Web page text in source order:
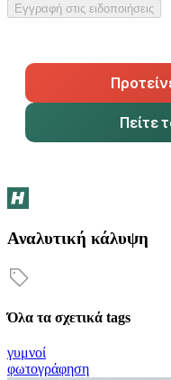
Εγγραφή στις ειδοποιήσεις
Πείτε
Αναλυτική κάλυψη
Όλα τα σχετικά tags
γυμνοί
φωτογράφηση